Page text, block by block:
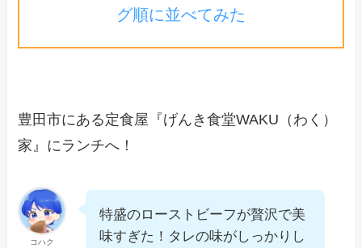
グ順に並べてみた
豊田市にある定食屋『げんき食堂WAKU（わく）
家』にランチへ！
コハク
特盛のローストビーフが贅沢で美
味すぎた！タレの味がしっかりし